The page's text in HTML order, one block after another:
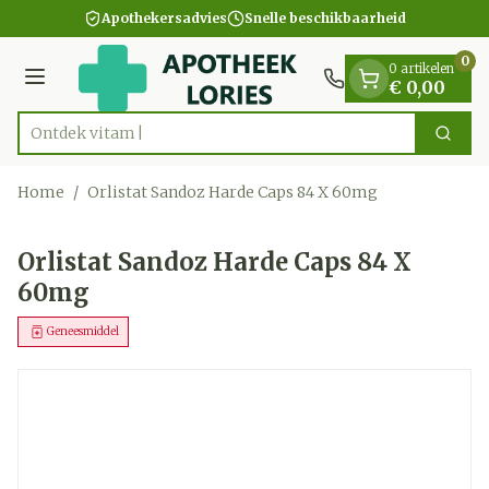
Ga naar de inhoudApothekersadvies Snelle beschikbaarheid
Menu
Product, merk, categorie...
Ontdek vitamines Zoek
0 artikelen
€ 0,00
0
Home / Orlistat Sandoz Harde Caps 84 X 60mg
Orlistat Sandoz Harde Caps 84 X
60mg
Geneesmiddel